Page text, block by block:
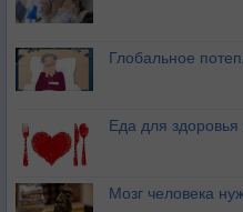
Глобальное
Еда для здоровья
Мозг человека